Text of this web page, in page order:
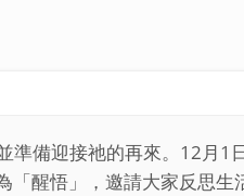
備迎接祂的再來。12月
醒悟」，邀請大家反思